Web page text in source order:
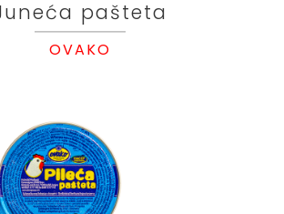
pašteta
OVAKO